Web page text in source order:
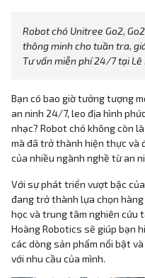
Robot chó Unitree Go2,
thông minh cho tuần tra,
Tư vấn miễn phí 24/7 tại
Bạn có bao giờ tưởng tượng
an ninh 24/7, leo địa hình
nhạc? Robot chó không còn
mà đã trở thành hiện thực và
của nhiều ngành nghề từ an
Với sự phát triển vượt bậc
đang trở thành lựa chọn
học và trung tâm nghiên cứu
Hoàng Robotics sẽ giúp bạn
các dòng sản phẩm nổi bật
với nhu cầu của mình.